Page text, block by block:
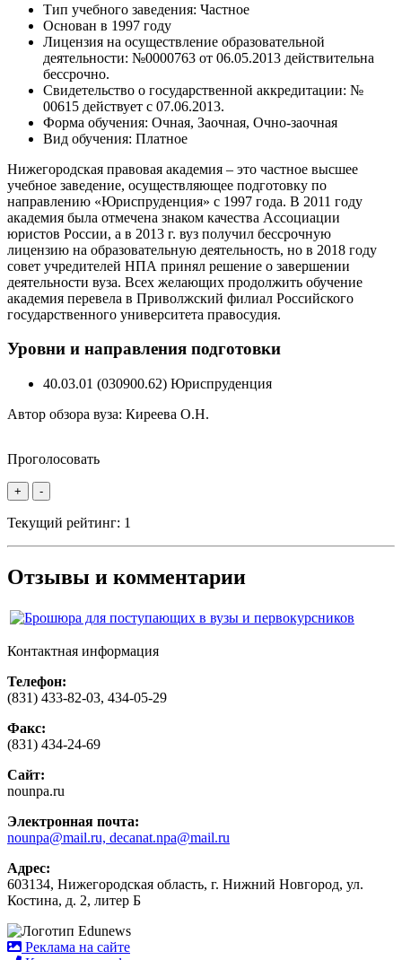
Тип учебного заведения: Частное
Основан в 1997 году
Лицензия на осуществление образовательной
деятельности: №0000763 от 06.05.2013 действительна
бессрочно.
Свидетельство о государственной аккредитации: №
00615 дейcтвует с 07.06.2013.
Форма обучения: Очная, Заочная, Очно-заочная
Вид обучения: Платное
Нижегородская правовая академия – это частное высшее
учебное заведение, осуществляющее подготовку по
направлению «Юриспруденция» с 1997 года. В 2011 году
академия была отмечена знаком качества Ассоциации
юристов России, а в 2013 г. вуз получил бессрочную
лицензию на образовательную деятельность, но в 2018 году
совет учредителей НПА принял решение о завершении
деятельности вуза. Всех желающих продолжить обучение
академия перевела в Приволжский филиал Российского
государственного университета правосудия.
Уровни и направления подготовки
40.03.01 (030900.62) Юриспруденция
Автор обзора вуза: Киреева О.Н.
Проголосовать
+ -
Текущий рейтинг: 1
Отзывы и комментарии
Контактная информация
Телефон:
(831) 433-82-03, 434-05-29
Факс:
(831) 434-24-69
Сайт:
nounpa.ru
Электронная почта:
nounpa@mail.ru, decanat.npa@mail.ru
Адрес:
603134, Нижегородская область, г. Нижний Новгород, ул.
Костина, д. 2, литер Б
Реклама на сайте